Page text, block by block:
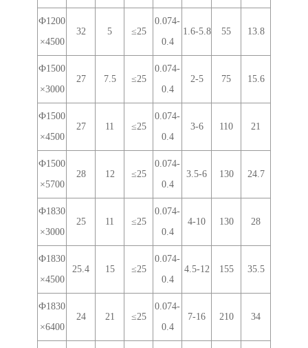
Ф1200
×4500
32 5 ≤25
0.074-
0.4
1.6-5.8 55 13.8
Ф1500
×3000
27 7.5 ≤25
0.074-
0.4
2-5 75 15.6
Ф1500
×4500
27 11 ≤25
0.074-
0.4
3-6 110 21
Ф1500
×5700
28 12 ≤25
0.074-
0.4
3.5-6 130 24.7
Ф1830
×3000
25 11 ≤25
0.074-
0.4
4-10 130 28
Ф1830
×4500
25.4 15 ≤25
0.074-
0.4
4.5-12 155 35.5
Ф1830
×6400
24 21 ≤25
0.074-
0.4
7-16 210 34